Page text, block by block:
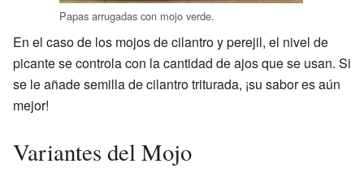
Papas arrugadas con mojo verde.
En el caso de los mojos de cilantro y perejil, el nivel de
picante se controla con la cantidad de ajos que se usan. Si
se le añade semilla de cilantro triturada, ¡su sabor es aún
mejor!
Variantes del Mojo